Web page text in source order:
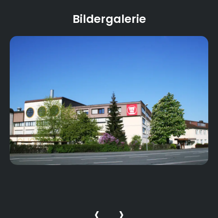
Bildergalerie